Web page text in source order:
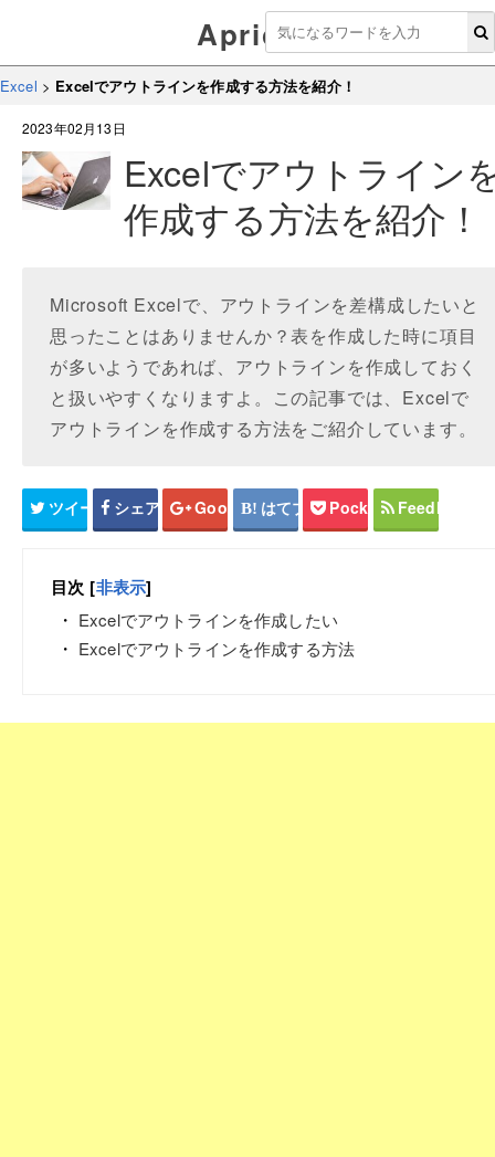
Aprico
Excel > Excelでアウトラインを作成する方法を紹介！
2023年02月13日
Excelでアウトライン
作成する方法を紹介！
Microsoft Excelで、アウトラインを差構成したいと
思ったことはありませんか？表を作成した時に項目
が多いようであれば、アウトラインを作成しておく
と扱いやすくなりますよ。この記事では、Excelで
アウトラインを作成する方法をご紹介しています。
ツイート シェア Google+ はてブ Pocket Feedly
目次 [非表示]
Excelでアウトラインを作成したい
Excelでアウトラインを作成する方法